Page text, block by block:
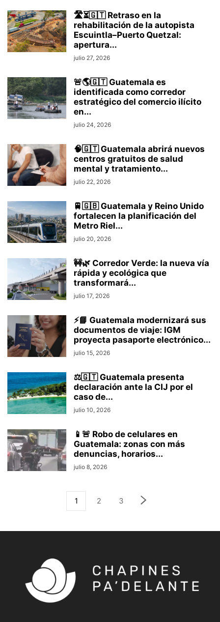
🛣️⏳🇬🇹 Retraso en la
rehabilitación de la autopista
Escuintla–Puerto Quetzal:
apertura...
julio 27, 2026
🚨🌎🇬🇹 Guatemala es
identificada como corredor
estratégico del comercio ilícito
en...
julio 24, 2026
🧠🇬🇹 Guatemala abrirá nuevos
centros gratuitos de salud
mental y tratamiento...
julio 22, 2026
🚆🇬🇧 Guatemala y Reino Unido
fortalecen la planificación del
Metro Riel...
julio 20, 2026
🚧🌿 Corredor Verde: la nueva vía
rápida y ecológica que
transformará...
julio 17, 2026
⚡📘 Guatemala modernizará sus
documentos de viaje: IGM
proyecta pasaporte electrónico...
julio 15, 2026
⚖️🇬🇹 Guatemala presenta
declaración ante la CIJ por el
caso de...
julio 10, 2026
📱🚨 Robo de celulares en
Guatemala: zonas con más
denuncias, horarios...
julio 8, 2026
1 2 3